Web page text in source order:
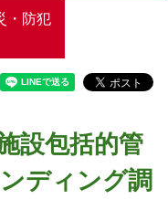
・防犯
設包括的管
ディング調